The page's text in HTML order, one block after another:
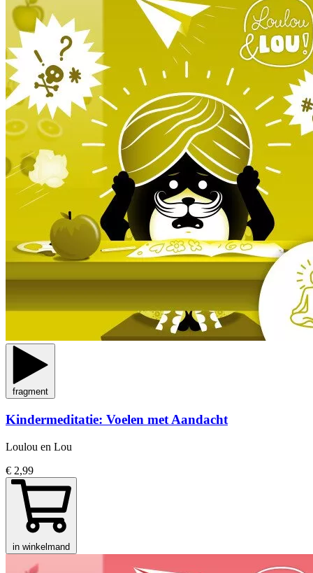
fragment
Kindermeditatie: Voelen met Aandacht
Loulou en Lou
€ 2,99
in winkelmand